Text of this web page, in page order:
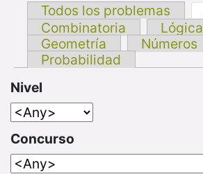
Todos los problemas
Combinatoria
Lógica
Geometría
Números
Probabilidad
Nivel
Concurso